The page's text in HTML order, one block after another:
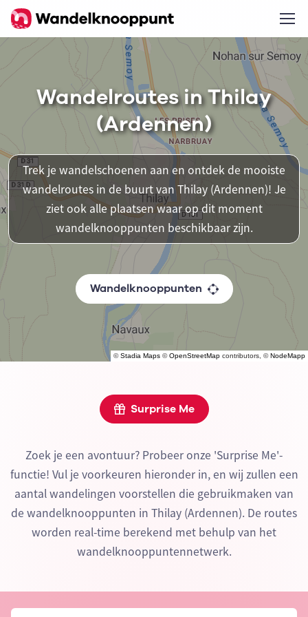
©Stadia Maps ©OpenStreetMap contributors, ©NodeMapp
Wandelroutes in Thilay
(Ardennen)
Trek je wandelschoenen aan en ontdek de mooiste
wandelroutes in de buurt van Thilay (Ardennen)! Je
ziet ook alle plaatsen waar op dit moment
wandelknooppunten beschikbaar zijn.
Wandelknooppunten
Surprise Me
Zoek je een avontuur? Probeer onze 'Surprise Me'-
functie! Vul je voorkeuren hieronder in, en wij zullen een
aantal wandelingen voorstellen die gebruikmaken van
de wandelknooppunten in Thilay (Ardennen). De routes
worden real-time berekend met behulp van het
wandelknooppuntennetwerk.